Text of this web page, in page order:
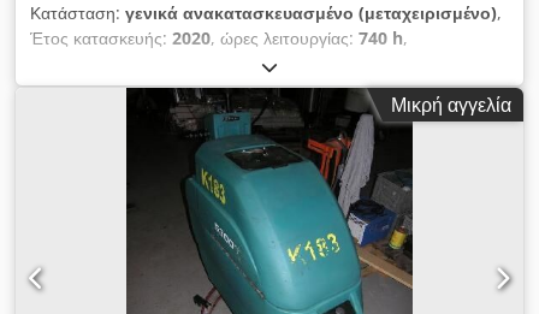
Κατάσταση: γενικά ανακατασκευασμένο (μεταχειρισμένο),
Έτος κατασκευής: 2020, ώρες λειτουργίας: 740 h,
πλήρως λειτουργικό
ηλεκτρικός, χρώμα:κόκκινο, Stolzenberg Twin Top TT 1100
/ E Ηλεκτρική Επανατυπλική Καθαριστική Μηχανή με Θέση
Οδηγού Stolzenberg Twin Top TT 1100 / E | Έτος
κατασκευής: 2020 | περ. 740 ώρες λειτουργίας | νέες
μπαταρίες | νέες πλευρικές & κύριες βούρτσες | νέες
συμπαγείς ελαστικές ρόδες | Πλάτος καθαρισμού: 1100 mm |
Σύστημα διπλών κυλίνδρων TWS | Αυτονομία: 4,5 ώρες |
Ισχύς κίνησης: 1320 W Τεχνικά χαρακτηριστικά:
Κατασκευαστής: Stolzenberg Μοντέλο: Twin Top TT 1100 / E
Μικρή αγγελία